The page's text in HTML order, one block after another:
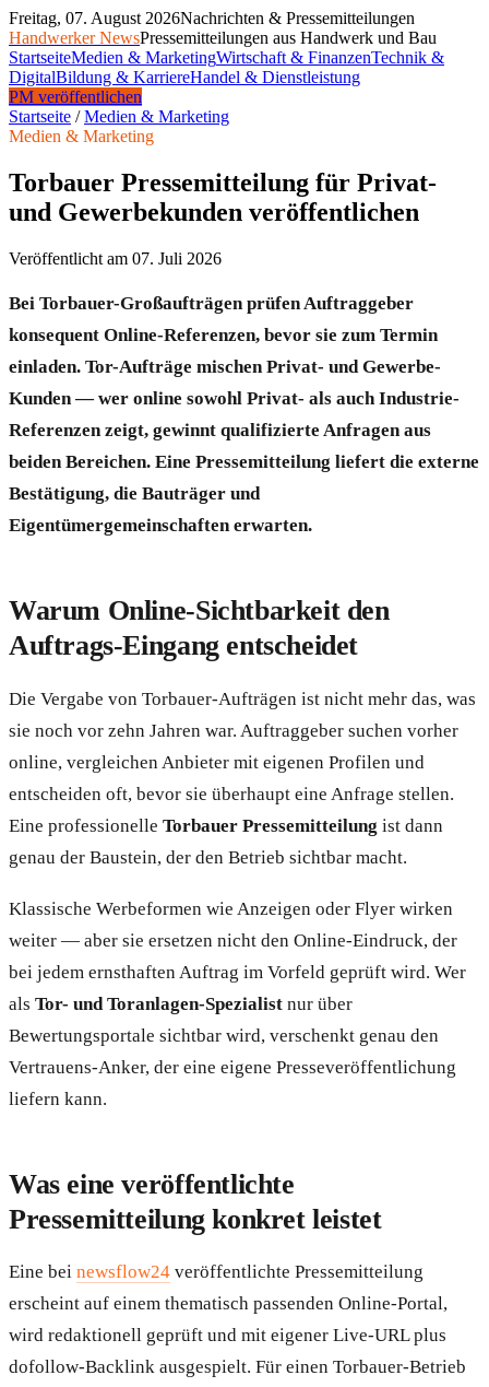
Freitag, 07. August 2026Nachrichten & Pressemitteilungen
Handwerker NewsPressemitteilungen aus Handwerk und Bau
StartseiteMedien & MarketingWirtschaft & FinanzenTechnik &
DigitalBildung & KarriereHandel & Dienstleistung
PM veröffentlichen
Startseite /Medien & Marketing
Medien & Marketing
Torbauer Pressemitteilung für Privat-
und Gewerbekunden veröffentlichen
Veröffentlicht am 07. Juli 2026
Bei Torbauer-Großaufträgen prüfen Auftraggeber
konsequent Online-Referenzen, bevor sie zum Termin
einladen. Tor-Aufträge mischen Privat- und Gewerbe-
Kunden — wer online sowohl Privat- als auch Industrie-
Referenzen zeigt, gewinnt qualifizierte Anfragen aus
beiden Bereichen. Eine Pressemitteilung liefert die externe
Bestätigung, die Bauträger und
Eigentümergemeinschaften erwarten.
Warum Online-Sichtbarkeit den
Auftrags-Eingang entscheidet
Die Vergabe von Torbauer-Aufträgen ist nicht mehr das, was
sie noch vor zehn Jahren war. Auftraggeber suchen vorher
online, vergleichen Anbieter mit eigenen Profilen und
entscheiden oft, bevor sie überhaupt eine Anfrage stellen.
Eine professionelle Torbauer Pressemitteilung ist dann
genau der Baustein, der den Betrieb sichtbar macht.
Klassische Werbeformen wie Anzeigen oder Flyer wirken
weiter — aber sie ersetzen nicht den Online-Eindruck, der
bei jedem ernsthaften Auftrag im Vorfeld geprüft wird. Wer
als Tor- und Toranlagen-Spezialist nur über
Bewertungsportale sichtbar wird, verschenkt genau den
Vertrauens-Anker, der eine eigene Presseveröffentlichung
liefern kann.
Was eine veröffentlichte
Pressemitteilung konkret leistet
Eine bei newsflow24 veröffentlichte Pressemitteilung
erscheint auf einem thematisch passenden Online-Portal,
wird redaktionell geprüft und mit eigener Live-URL plus
dofollow-Backlink ausgespielt. Für einen Torbauer-Betrieb